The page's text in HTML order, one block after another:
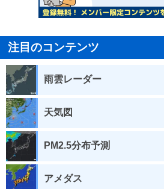
注目のコンテンツ
雨雲レーダー
天気図
PM2.5分布予測
アメダス